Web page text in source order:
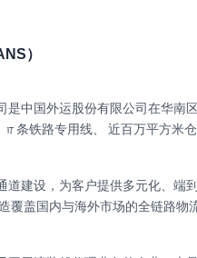
）
是中国外运股份有限公司在华南
17 条铁路专用线、 近百万平方
道建设，为客户提供多元化、端
覆盖国内与海外市场的全链路